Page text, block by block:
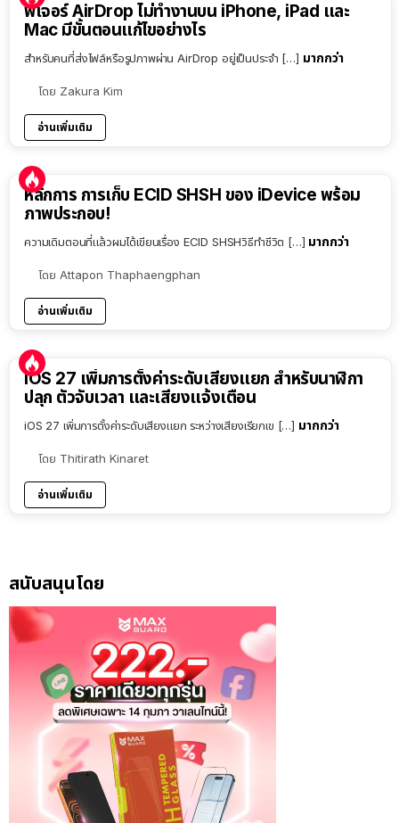
ฟีเจอร์ AirDrop ไม่ทำงานบน iPhone, iPad และ
Mac มีขั้นตอนแก้ไขอย่างไร
สำหรับคนที่ส่งไฟล์หรือรูปภาพผ่าน AirDrop อยู่เป็นประจำ […] มากกว่า
โดย Zakura Kim
อ่านเพิ่มเติม
หลักการ การเก็บ ECID SHSH ของ iDevice พร้อม
ภาพประกอบ!
ความเดิมตอนที่แล้วผมได้เขียนเรื่อง ECID SHSHวิธีทำชีวิต […] มากกว่า
โดย Attapon Thaphaengphan
อ่านเพิ่มเติม
iOS 27 เพิ่มการตั้งค่าระดับเสียงแยก สำหรับนาฬิกา
ปลุก ตัวจับเวลา และเสียงแจ้งเตือน
iOS 27 เพิ่มการตั้งค่าระดับเสียงแยก ระหว่างเสียงเรียกเข […] มากกว่า
โดย Thitirath Kinaret
อ่านเพิ่มเติม
สนับสนุนโดย